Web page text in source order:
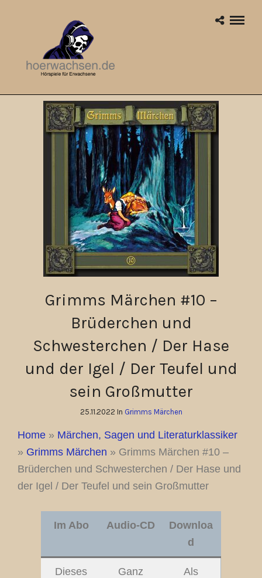
Grimms Märchen #10 –
Brüderchen und
Schwesterchen / Der Hase
und der Igel / Der Teufel und
sein Großmutter
25.11.2022 In Grimms Märchen
Home » Märchen, Sagen und Literaturklassiker
» Grimms Märchen » Grimms Märchen #10 –
Brüderchen und Schwesterchen / Der Hase und
der Igel / Der Teufel und sein Großmutter
Im Abo Audio-CD
Downloa
d
Dieses
Ganz
Als